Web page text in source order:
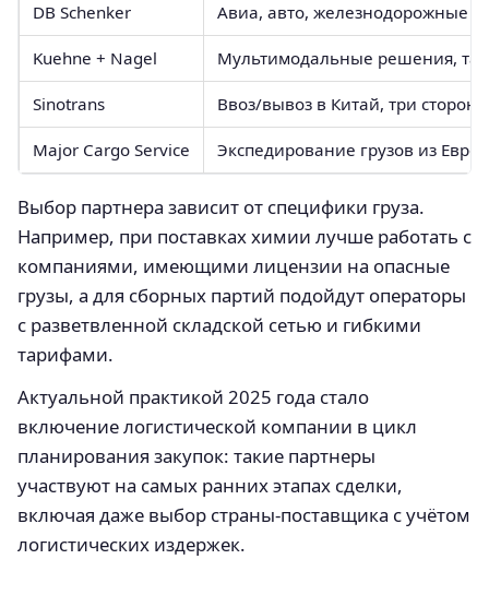
DB Schenker Авиа, авто, железнодорожные
Kuehne + Nagel Мультимодальные решения,
Sinotrans Ввоз/вывоз в Китай, три
Major Cargo Service Экспедирование грузов из
Выбор партнера зависит от специфики груза.
Например, при поставках химии лучше работать с
компаниями, имеющими лицензии на опасные
грузы, а для сборных партий подойдут операторы
с разветвленной складской сетью и гибкими
тарифами.
Актуальной практикой 2025 года стало
включение логистической компании в цикл
планирования закупок: такие партнеры
участвуют на самых ранних этапах сделки,
включая даже выбор страны-поставщика с учётом
логистических издержек.